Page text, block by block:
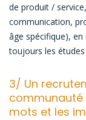
de produit /
communication,
âge spécifique),
toujours les
3/ Un
communauté
mots et les